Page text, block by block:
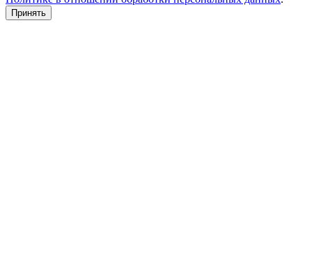
Принять